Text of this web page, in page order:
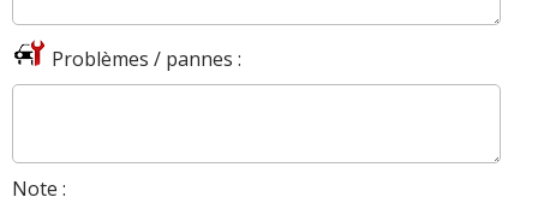
Problèmes / pannes :
Note :